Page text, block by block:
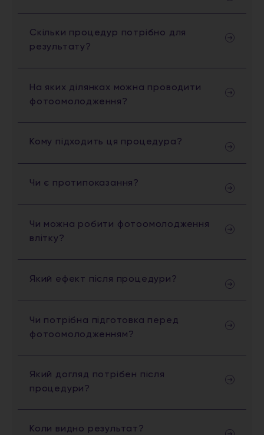
Скільки процедур потрібно для
результату?
На яких ділянках можна проводити
фотоомолодження?
Кому підходить ця процедура?
Чи є протипоказання?
Чи можна робити фотоомолодження
влітку?
Який ефект після процедури?
Чи потрібна підготовка перед
фотоомолодженням?
Який догляд потрібен після
процедури?
Коли видно результат?